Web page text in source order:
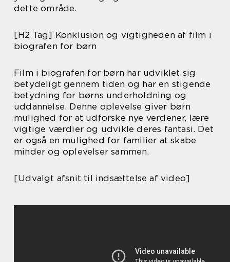
dette område.
[H2 Tag] Konklusion og vigtigheden af film i
biografen for børn
Film i biografen for børn har udviklet sig
betydeligt gennem tiden og har en stigende
betydning for børns underholdning og
uddannelse. Denne oplevelse giver børn
mulighed for at udforske nye verdener, lære
vigtige værdier og udvikle deres fantasi. Det
er også en mulighed for familier at skabe
minder og oplevelser sammen.
[Udvalgt afsnit til indsættelse af video]